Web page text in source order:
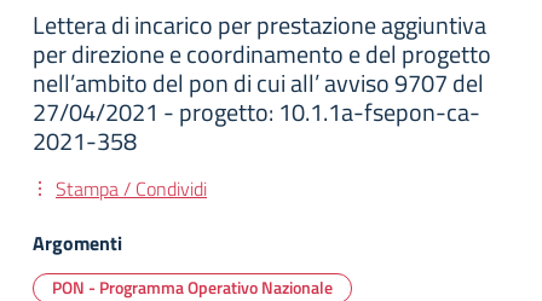
Lettera di incarico per prestazione aggiuntiva
per direzione e coordinamento e del progetto
nell’ambito del pon di cui all’ avviso 9707 del
27/04/2021 - progetto: 10.1.1a-fsepon-ca-
2021-358
Stampa / Condividi
Argomenti
PON - Programma Operativo Nazionale